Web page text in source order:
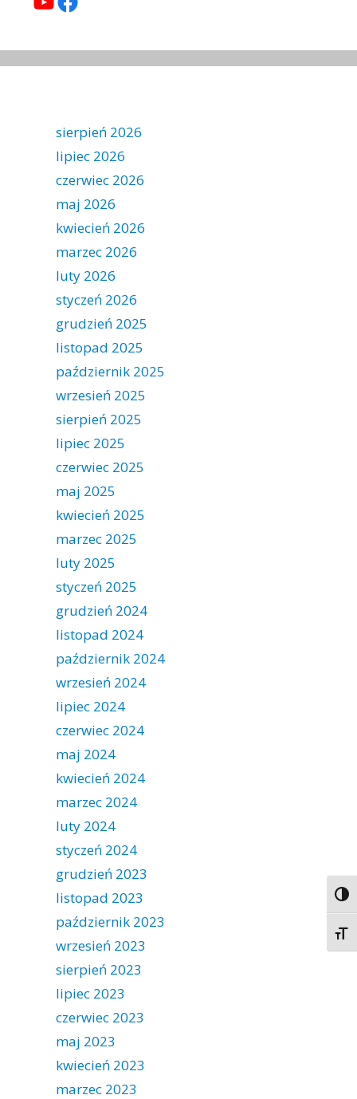
sierpień 2026
lipiec 2026
czerwiec 2026
maj 2026
kwiecień 2026
marzec 2026
luty 2026
styczeń 2026
grudzień 2025
listopad 2025
październik 2025
wrzesień 2025
sierpień 2025
lipiec 2025
czerwiec 2025
maj 2025
kwiecień 2025
marzec 2025
luty 2025
styczeń 2025
grudzień 2024
listopad 2024
październik 2024
wrzesień 2024
lipiec 2024
czerwiec 2024
maj 2024
kwiecień 2024
marzec 2024
luty 2024
styczeń 2024
grudzień 2023
listopad 2023
październik 2023
wrzesień 2023
sierpień 2023
lipiec 2023
czerwiec 2023
maj 2023
kwiecień 2023
marzec 2023